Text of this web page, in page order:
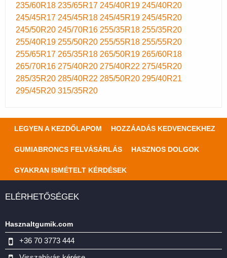
235/60R18 235/65R17 245/40R19 245/40R20
245/45R17 245/45R18 245/45R19 245/45R20
245/50R20 245/70R16 255/35R18 255/35R20
255/40R19 255/50R20 255/55R18 255/55R20
255/65R17 265/35R18 265/50R19 265/60R18
265/70R16 275/40R20 275/40R22 275/45R20
285/35R20 285/40R22 285/50R20 295/40R21
295/45R20 315/35R20
LEGYEN A KEZDŐLAPOM HOZZÁADÁS KEDVENCEKHEZ
GUMIABRONCS FELVÁSÁRLÁS HASZNOS DOLGOK
GYAKRAN ISMÉTELT KÉRDÉSEK
ELÉRHETŐSÉGEK
Hasznaltgumik.com
+36 70 3773 444